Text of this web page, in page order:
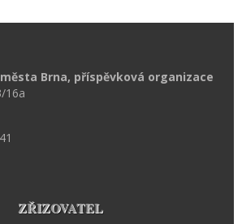
Brna, příspěvková organizace
16a
ZŘIZOVATEL